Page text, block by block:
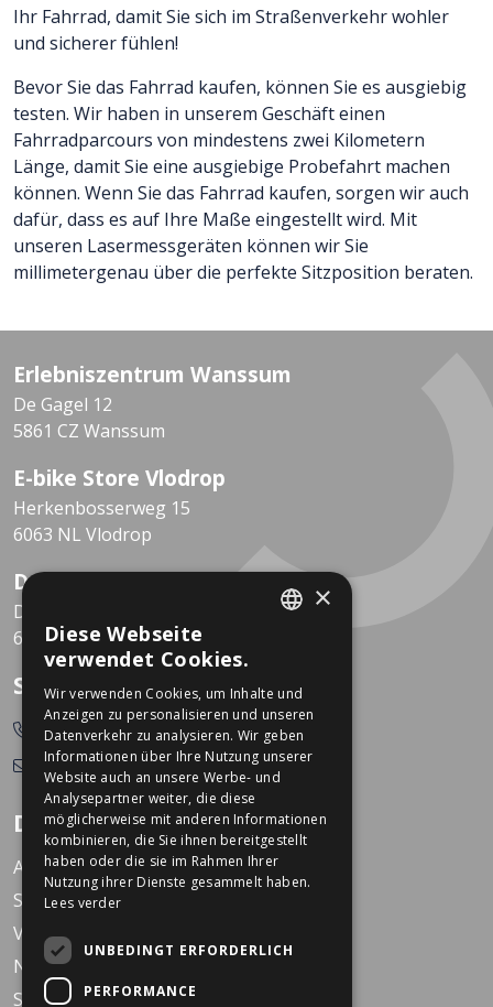
Ihr Fahrrad, damit Sie sich im Straßenverkehr wohler
und sicherer fühlen!
Bevor Sie das Fahrrad kaufen, können Sie es ausgiebig
testen. Wir haben in unserem Geschäft einen
Fahrradparcours von mindestens zwei Kilometern
Länge, damit Sie eine ausgiebige Probefahrt machen
können. Wenn Sie das Fahrrad kaufen, sorgen wir auch
dafür, dass es auf Ihre Maße eingestellt wird. Mit
unseren Lasermessgeräten können wir Sie
millimetergenau über die perfekte Sitzposition beraten.
Erlebniszentrum Wanssum
De Gagel 12
5861 CZ Wanssum
E-bike Store Vlodrop
Herkenbosserweg 15
6063 NL Vlodrop
Dekkers Valkenburg
De Leeuwhof 7
6301 KZ Valkenburg
So erreichen Sie uns
0478-532166
info@dekkerstweewielers.nl
Dekkers Zweiräder
Arbeiten bei Dekkers
Standorte
Veranstaltungen
Nachrichten
Service
×
Diese Webseite
verwendet Cookies.
Wir verwenden Cookies, um Inhalte und
Anzeigen zu personalisieren und unseren
Datenverkehr zu analysieren. Wir geben
Informationen über Ihre Nutzung unserer
Website auch an unsere Werbe- und
Analysepartner weiter, die diese
möglicherweise mit anderen Informationen
kombinieren, die Sie ihnen bereitgestellt
haben oder die sie im Rahmen Ihrer
Nutzung ihrer Dienste gesammelt haben.
Lees verder
UNBEDINGT ERFORDERLICH
PERFORMANCE